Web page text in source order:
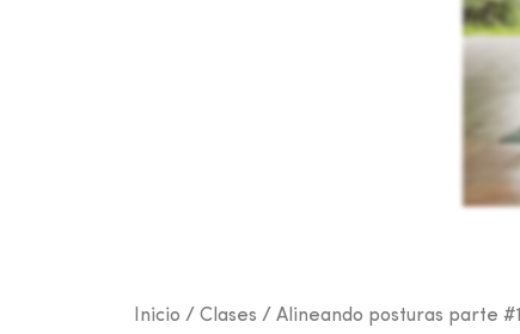
Inicio / Clases / Alineando posturas parte #1